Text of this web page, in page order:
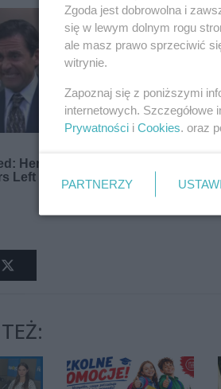
Zgoda jest dobrowolna i
się w lewym dolnym rogu
ale masz prawo sprzeciwić
witrynie.
Zapoznaj się z poniższymi
internetowych.
Prywatności i Cookies. oraz
PARTNERZY